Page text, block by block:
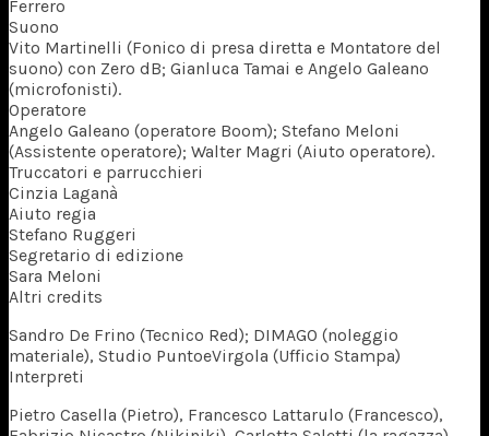
Ferrero
Suono
Vito Martinelli (Fonico di presa diretta e Montatore del
suono) con Zero dB; Gianluca Tamai e Angelo Galeano
(microfonisti).
Operatore
Angelo Galeano (operatore Boom); Stefano Meloni
(Assistente operatore); Walter Magri (Aiuto operatore).
Truccatori e parrucchieri
Cinzia Laganà
Aiuto regia
Stefano Ruggeri
Segretario di edizione
Sara Meloni
Altri credits
Sandro De Frino (Tecnico Red); DIMAGO (noleggio
materiale), Studio PuntoeVirgola (Ufficio Stampa)
Interpreti
Pietro Casella (Pietro), Francesco Lattarulo (Francesco),